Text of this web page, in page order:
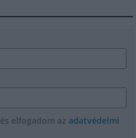
elfogadom az adatvédelmi